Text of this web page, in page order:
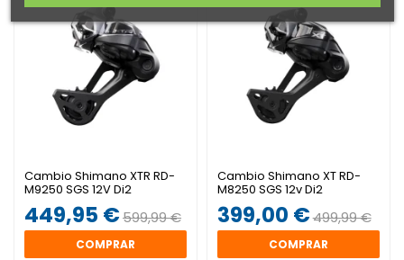
Cambio Shimano XTR RD-
M9250 SGS 12V Di2
449,95 €599,99 €
COMPRAR
Cambio Shimano XT RD-
M8250 SGS 12v Di2
399,00 €499,99 €
COMPRAR